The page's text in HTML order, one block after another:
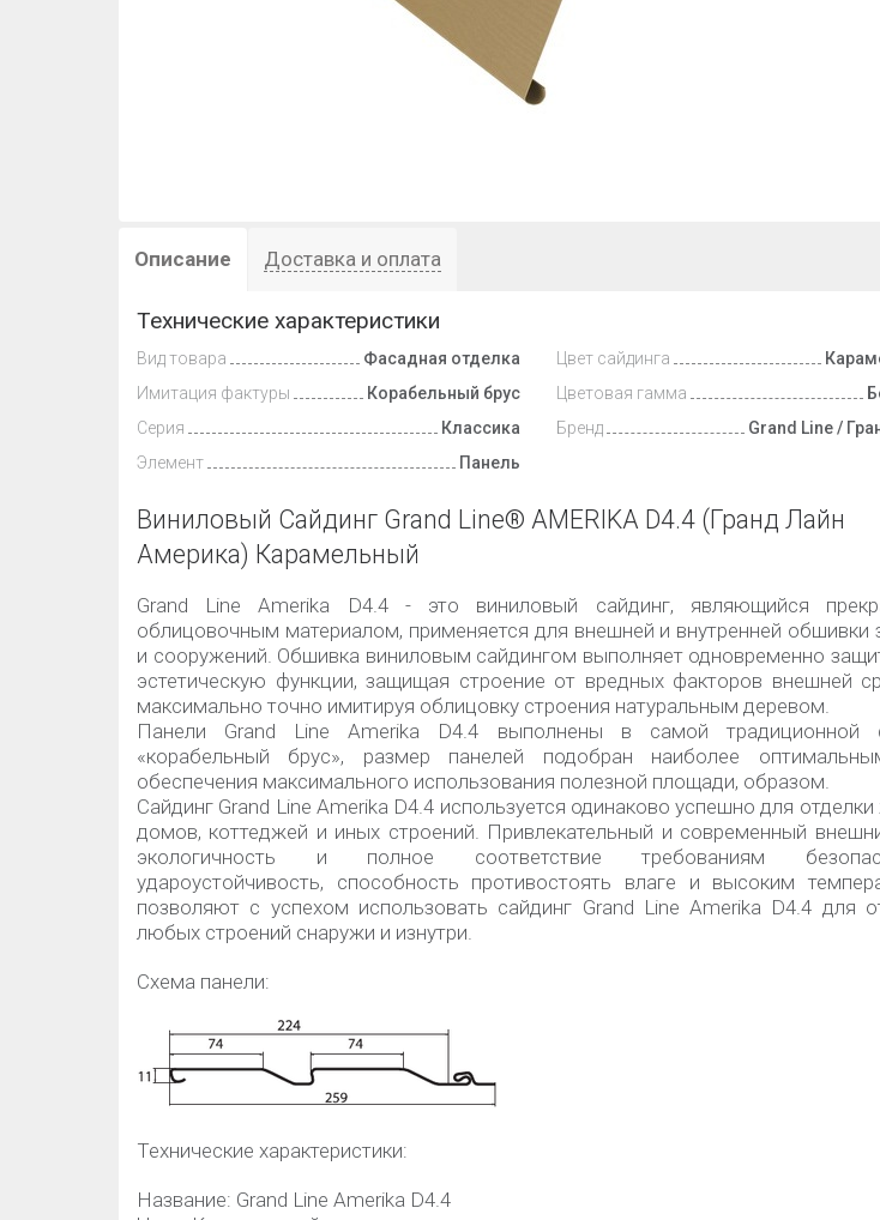
Описание Доставка и оплата
Технические характеристики
Вид товара
Фасадная отделка
Имитация фактуры
Корабельный брус
Серия
Классика
Элемент
Панель
Цвет сайдинга
Цветовая гамма
Бренд
Grand Line /
Виниловый Сайдинг Grand Line® AMERIKA D4.4 (Гранд Лайн
Америка) Карамельный
Grand Line Amerika D4.4 - это виниловый сайдинг, являющийся
облицовочным материалом, применяется для внешней и внутренней обшивки
и сооружений. Обшивка виниловым сайдингом выполняет одновременно
эстетическую функции, защищая строение от вредных факторов внешней
максимально точно имитируя облицовку строения натуральным деревом.
Панели Grand Line Amerika D4.4 выполнены в самой традиционной
«корабельный брус», размер панелей подобран наиболее
обеспечения максимального использования полезной площади, образом.
Сайдинг Grand Line Amerika D4.4 используется одинаково успешно для
домов, коттеджей и иных строений. Привлекательный и современный
экологичность и полное соответствие требованиям
удароустойчивость, способность противостоять влаге и высоким
позволяют с успехом использовать сайдинг Grand Line Amerika D4.4 для
любых строений снаружи и изнутри.
Схема панели:
Технические характеристики:
Название: Grand Line Amerika D4.4